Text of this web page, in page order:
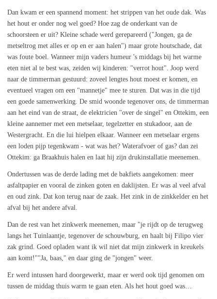
Dan kwam er een spannend moment: het strippen van het oude dak. Was
het hout er onder nog wel goed? Hoe zag de onderkant van de
schoorsteen er uit? Kleine schade werd gerepareerd ("Jongen, ga de
metseltrog met alles er op en er aan halen") maar grote houtschade, dat
was foute boel. Wanneer mijn vaders humeur 's middags bij het warme
eten niet al te best was, zeiden wij kinderen: "verrot hout". Joop werd
naar de timmerman gestuurd: zoveel lengtes hout moest er komen, en
eventueel vragen om een "mannetje" mee te sturen. Dat was in die tijd
een goede samenwerking. De smid woonde tegenover ons, de timmerman
aan het eind van de straat, de elektricien "over de singel" en Ottekim, een
kleine aannemer met een metselaar, tegelzetter en stukadoor, aan de
Westergracht. En die lui hielpen elkaar. Wanneer een metselaar ergens
een loden pijp tegenkwam - wat was het? Waterafvoer of gas? dan zei
Ottekim: ga Braakhuis halen en laat hij zijn drukinstallatie meenemen.
Ondertussen was de derde lading met de bakfiets aangekomen: meer
asfaltpapier en vooral de zinken goten en daklijsten. Er was al veel afval
en oud zink. Dat kon terug naar de zaak. Het zink in de zinkkelder en het
afval bij het andere afval.
Dan de rest van het zinkwerk meenemen, maar "je rijdt op de terugweg
langs het Tuinlaantje, tegenover de schouwburg, en haalt bij Filipo vier
zak grind. Goed opladen want ik wil niet dat mijn zinkwerk in kreukels
aan komt!""Ja, baas," en daar ging de "jongen" weer.
Er werd intussen hard doorgewerkt, maar er werd ook tijd genomen om
tussen de middag thuis warm te gaan eten. Als het hout goed was…